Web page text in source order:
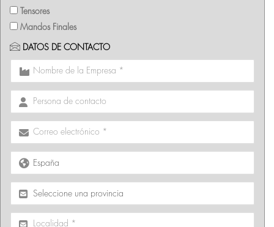
Tensores
Mandos Finales
DATOS DE CONTACTO